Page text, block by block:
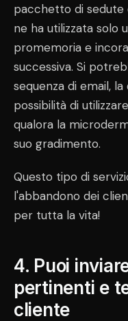
pacchetto di sedute
ne ha utilizzata solo
promemoria e
successiva. Si
sequenza di email,
possibilità di
qualora la
suo gradimento.
Questo tipo di
l'abbandono dei
per tutta la vita!
4. Puoi
pertinenti e
cliente